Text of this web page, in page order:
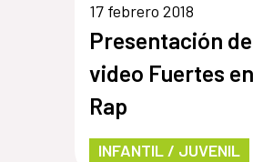
17 febrero 2018
Presentación
video Fuertes
Rap
INFANTIL / JUVENIL